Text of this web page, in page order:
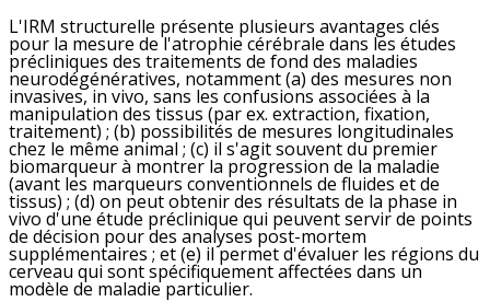
L'IRM structurelle présente plusieurs avantages clés
pour la mesure de l'atrophie cérébrale dans les études
précliniques des traitements de fond des maladies
neurodégénératives, notamment (a) des mesures non
invasives, in vivo, sans les confusions associées à la
manipulation des tissus (par ex. extraction, fixation,
traitement) ; (b) possibilités de mesures longitudinales
chez le même animal ; (c) il s'agit souvent du premier
biomarqueur à montrer la progression de la maladie
(avant les marqueurs conventionnels de fluides et de
tissus) ; (d) on peut obtenir des résultats de la phase in
vivo d'une étude préclinique qui peuvent servir de points
de décision pour des analyses post-mortem
supplémentaires ; et (e) il permet d'évaluer les régions du
cerveau qui sont spécifiquement affectées dans un
modèle de maladie particulier.